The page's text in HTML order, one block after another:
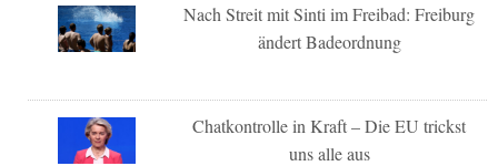
Nach Streit mit Sinti im Freibad: Freiburg
ändert Badeordnung
Chatkontrolle in Kraft – Die EU trickst
uns alle aus